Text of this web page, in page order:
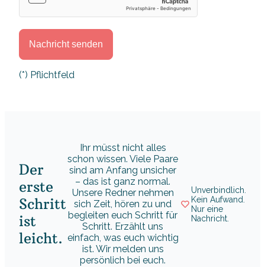
(*) Pflichtfeld
Der
erste
Schritt
ist
leicht.
Ihr müsst nicht alles
schon wissen. Viele Paare
sind am Anfang unsicher
– das ist ganz normal.
Unsere Redner nehmen
sich Zeit, hören zu und
begleiten euch Schritt für
Schritt. Erzählt uns
einfach, was euch wichtig
ist. Wir melden uns
persönlich bei euch.
Unverbindlich.
Kein Aufwand.
Nur eine
Nachricht.